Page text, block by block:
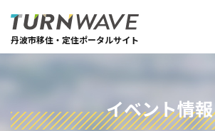
丹波市移住・定住ポータルサイト
イベント情報